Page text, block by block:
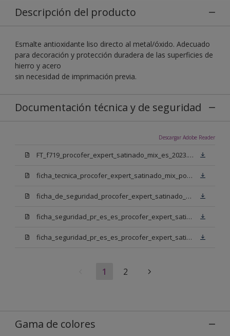
Descripción del producto
Esmalte antioxidante liso directo al metal/óxido. Adecuado
para decoración y protección duradera de las superficies de
hierro y acero
sin necesidad de imprimación previa.
Documentación técnica y de seguridad
Descargar Adobe Reader
FT_f719_procofer_expert_satinado_mix_es_2023.pdf
ficha_tecnica_procofer_expert_satinado_mix_portugues.pdf
ficha_de_seguridad_procofer_expert_satinado_mix_portugues.pdf
ficha_seguridad_pr_es_es_procofer_expert_satinado_mix_bm.pdf
ficha_seguridad_pr_es_es_procofer_expert_satinado_mix_bn.pdf
1 2
Gama de colores